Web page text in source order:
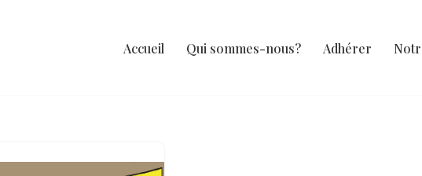
Accueil Qui sommes-nous? Adhérer